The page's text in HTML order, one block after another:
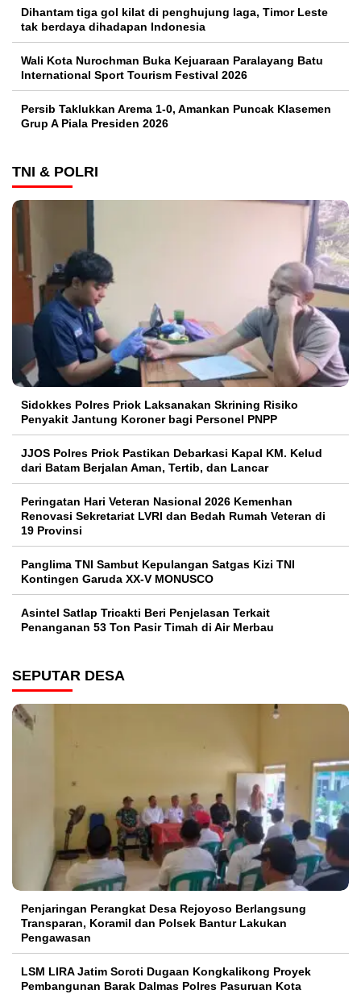
Dihantam tiga gol kilat di penghujung laga, Timor Leste
tak berdaya dihadapan Indonesia
Wali Kota Nurochman Buka Kejuaraan Paralayang Batu
International Sport Tourism Festival 2026
Persib Taklukkan Arema 1-0, Amankan Puncak Klasemen
Grup A Piala Presiden 2026
TNI & POLRI
Sidokkes Polres Priok Laksanakan Skrining Risiko
Penyakit Jantung Koroner bagi Personel PNPP
JJOS Polres Priok Pastikan Debarkasi Kapal KM. Kelud
dari Batam Berjalan Aman, Tertib, dan Lancar
Peringatan Hari Veteran Nasional 2026 Kemenhan
Renovasi Sekretariat LVRI dan Bedah Rumah Veteran di
19 Provinsi
Panglima TNI Sambut Kepulangan Satgas Kizi TNI
Kontingen Garuda XX-V MONUSCO
Asintel Satlap Tricakti Beri Penjelasan Terkait
Penanganan 53 Ton Pasir Timah di Air Merbau
SEPUTAR DESA
Penjaringan Perangkat Desa Rejoyoso Berlangsung
Transparan, Koramil dan Polsek Bantur Lakukan
Pengawasan
LSM LIRA Jatim Soroti Dugaan Kongkalikong Proyek
Pembangunan Barak Dalmas Polres Pasuruan Kota